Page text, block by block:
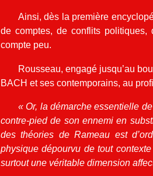
Ainsi, dès la première
de comptes, de conflits
compte peu.
Rousseau, engagé jusqu’au
BACH et ses contemporains, au
« Or, la démarche essentielle
contre-pied de son ennemi en
des théories de Rameau est
physique dépourvu de tout
surtout une véritable dimension